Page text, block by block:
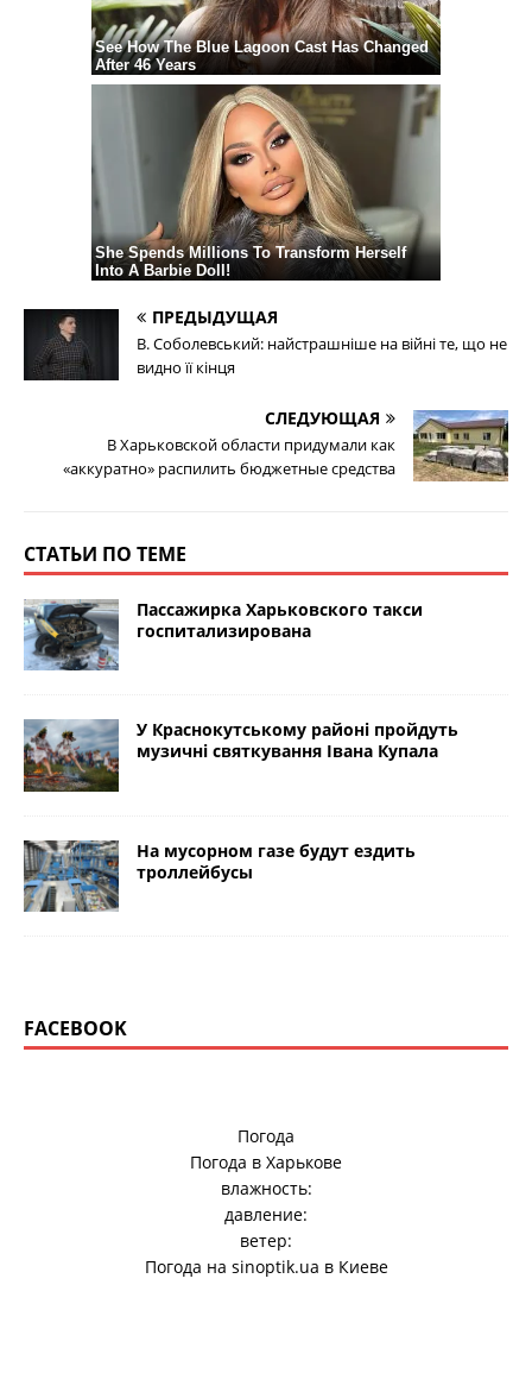
ПРЕДЫДУЩАЯ
В. Соболевський: найстрашніше на війні те, що не
видно її кінця
СЛЕДУЮЩАЯ
В Харьковской области придумали как
«аккуратно» распилить бюджетные средства
СТАТЬИ ПО ТЕМЕ
Пассажирка Харьковского такси
госпитализирована
У Краснокутському районі пройдуть
музичні святкування Івана Купала
На мусорном газе будут ездить
троллейбусы
FACEBOOK
Погода
Погода в Харькове
влажность:
давление:
ветер:
Погода на sinoptik.ua в Киеве